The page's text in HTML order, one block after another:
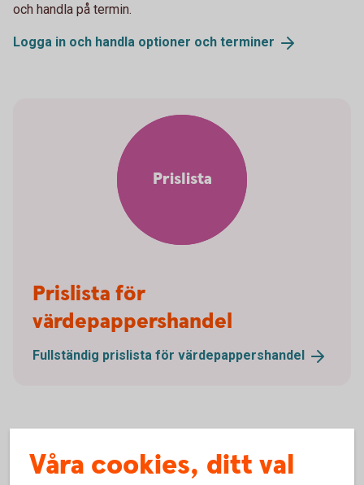
och handla på termin.
Logga in och handla optioner och terminer
Prislista
Prislista för
värdepappershandel
Fullständig prislista för värdepappershandel
LEI – Legal Entity Identifier
Våra cookies, ditt val